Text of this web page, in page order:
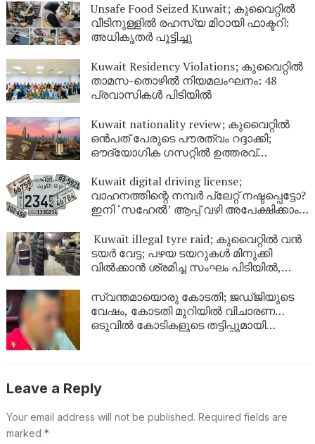
Unsafe Food Seized Kuwait; കുവൈറ്റിൽ
വീടിനുള്ളിൽ രഹസ്യ മിഠായി ഫാക്ടറി:
അധികൃതർ പൂട്ടിച്ചു
Kuwait Residency Violations; കുവൈറ്റിൽ
താമസ-തൊഴിൽ നിയമലംഘനം: 48
പ്രവാസികൾ പിടിയിൽ
Kuwait nationality review; കുവൈറ്റിൽ
ഒൻപത് പേരുടെ പൗരത്വം റദ്ദാക്കി;
ഔദ്യോഗിക ഗസറ്റിൽ ഉത്തരവ്
Kuwait digital driving license;
വാഹനത്തിന്റെ നമ്പര്‍ പ്ലേറ്റ് നഷ്ടപ്പെട്ടോ?
ഇനി ‘സഹേൽ’ ആപ്പ് വഴി അപേക്ഷിക്കാം;
ഉടൻ
Kuwait illegal tyre raid; കുവൈറ്റിൽ വൻ
ടയർ വേട്ട; പഴയ ടയറുകൾ മിനുക്കി
വിൽക്കാൻ ശ്രമിച്ച സംഘം പിടിയിൽ,
ടയറുകൾ
സ്വന്തമായൊരു കോടതി; ജഡ്ജിയുടെ
വേഷം, കോടതി മുറിയിൽ വിചാരണ…
ഒടുവിൽ കോടികളുടെ തട്ടിപ്പുമായി
Leave a Reply
Your email address will not be published. Required fields are
marked *